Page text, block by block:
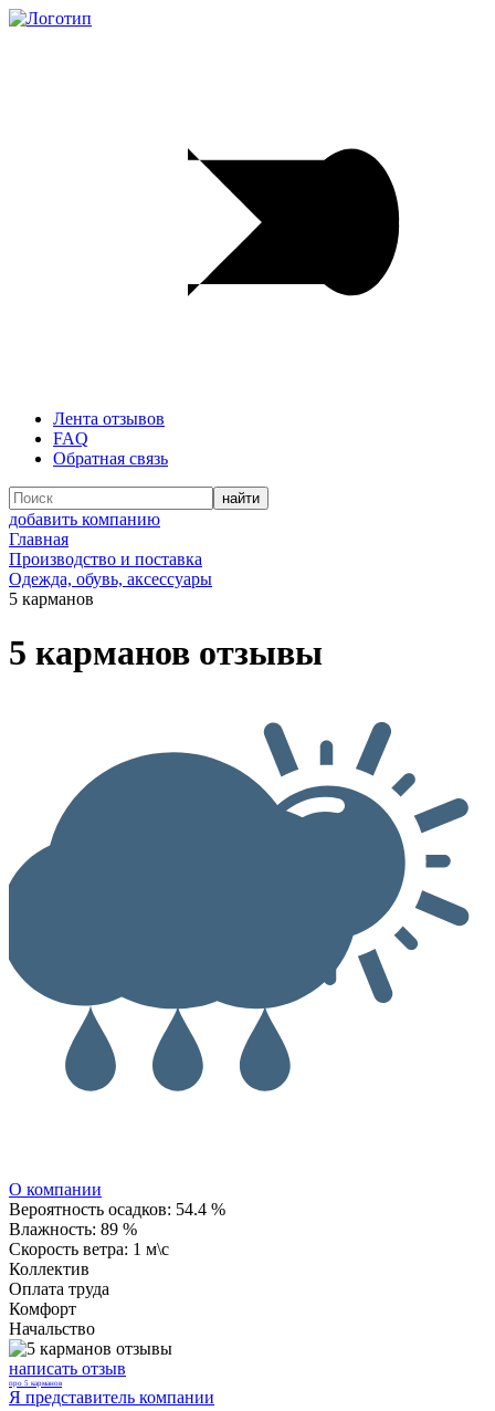
Лента отзывов
FAQ
Обратная связь
добавить компанию
Главная
Производство и поставка
Одежда, обувь, аксессуары
5 карманов
5 карманов отзывы
О компании
Вероятность осадков: 54.4 %
Влажность: 89 %
Скорость ветра: 1 м\с
Коллектив
Оплата труда
Комфорт
Начальство
написать отзыв
про 5 карманов
Я представитель компании